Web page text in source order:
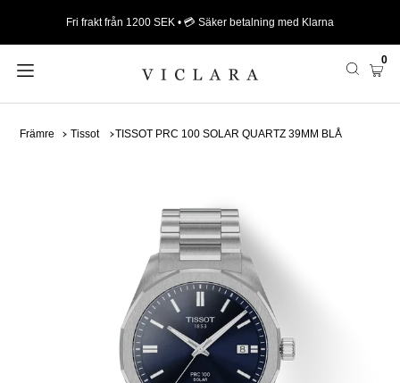
Fri frakt från 1200 SEK • 💳 Säker betalning med Klarna
0
Främre Tissot TISSOT PRC 100 SOLAR QUARTZ 39MM BLÅ